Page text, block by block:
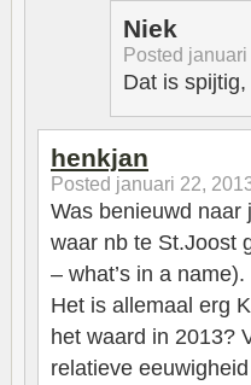
Niek
Posted januari
Dat is
henkjan
Posted januari 22,
Was benieuwd naar
waar nb te St.Joost
– what’s in a name).
Het is allemaal erg
het waard in 2013?
relatieve